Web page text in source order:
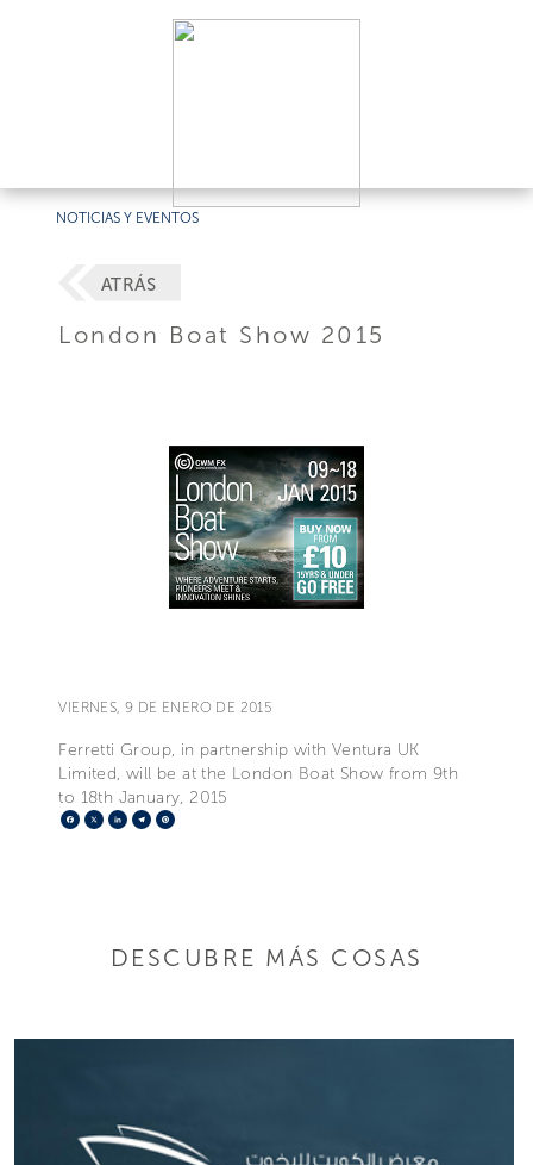
NOTICIAS Y EVENTOS
ATRÁS
London Boat Show 2015
VIERNES, 9 DE ENERO DE 2015
Ferretti Group, in partnership with Ventura UK
Limited, will be at the London Boat Show from 9th
to 18th January, 2015
Facebook
X LinkedIn
Telegram
DESCUBRE MÁS COSAS